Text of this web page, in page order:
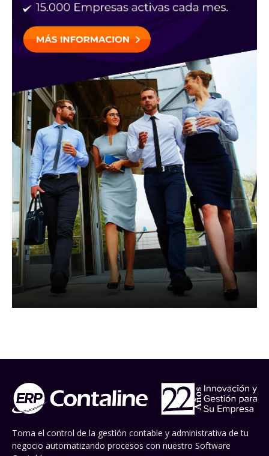
Toma el control de la gestión contable y administrativa de tu
negocio automatizando procesos con nuestro Software